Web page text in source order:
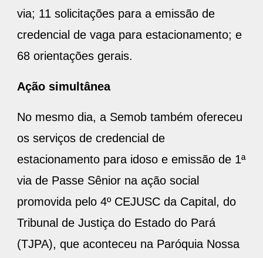
via; 11 solicitações para a emissão de
credencial de vaga para estacionamento; e
68 orientações gerais.
Ação simultânea
No mesmo dia, a Semob também ofereceu
os serviços de credencial de
estacionamento para idoso e emissão de 1ª
via de Passe Sênior na ação social
promovida pelo 4º CEJUSC da Capital, do
Tribunal de Justiça do Estado do Pará
(TJPA), que aconteceu na Paróquia Nossa